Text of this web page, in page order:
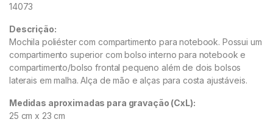
14073
Descrição:
Mochila poliéster com compartimento para notebook. Possui um
compartimento superior com bolso interno para notebook e
compartimento/bolso frontal pequeno além de dois bolsos
laterais em malha. Alça de mão e alças para costa ajustáveis.
Medidas aproximadas para gravação (CxL):
25 cm x 23 cm